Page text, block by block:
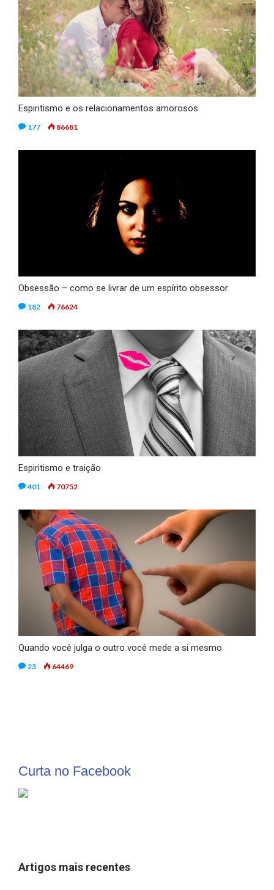
Espiritismo e os relacionamentos amorosos
177 86681
Obsessão – como se livrar de um espírito obsessor
182 76624
Espiritismo e traição
401 70752
Quando você julga o outro você mede a si mesmo
23 64469
Curta no Facebook
Artigos mais recentes